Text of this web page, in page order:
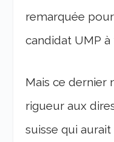
remarquée
candidat UMP à
Mais ce dernier
rigueur aux
suisse qui